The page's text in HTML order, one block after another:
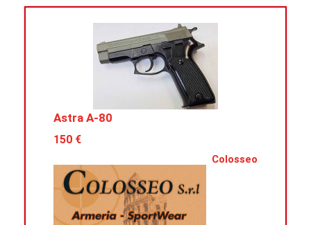
Astra A-80
150 €
Colosseo